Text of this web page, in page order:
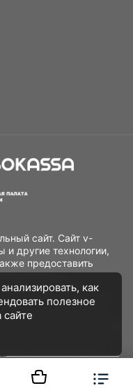
сайт. Сайт v-
и другие технологии,
предоставить
повысить
активностей. Если
данные
их использование
как
полезное
сайте